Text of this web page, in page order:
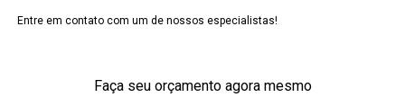
Entre em contato com um de nossos especialistas!
Faça seu orçamento agora mesmo